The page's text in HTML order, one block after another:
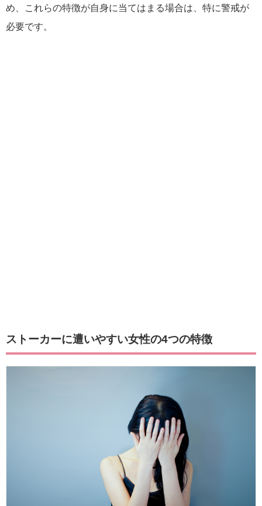
め、これらの特徴が自身に当てはまる場合は、特に警戒が
必要です。
ストーカーに遭いやすい女性の4つの特徴